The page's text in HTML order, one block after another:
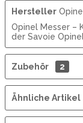
Hersteller
Opinel Messer –
der Savoie
Zubehör 2
Ähnliche Artikel